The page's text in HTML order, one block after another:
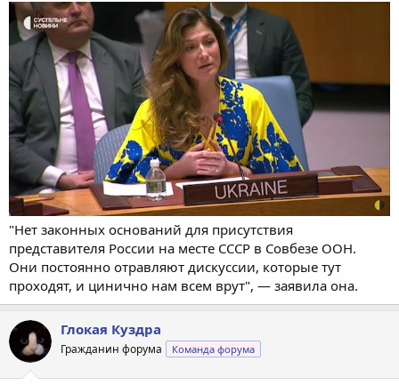
"Нет законных оснований для присутствия
представителя России на месте СССР в Совбезе ООН.
Они постоянно отравляют дискуссии, которые тут
проходят, и цинично нам всем врут", — заявила она.
Глокая Куздра
Гражданин форума Команда форума